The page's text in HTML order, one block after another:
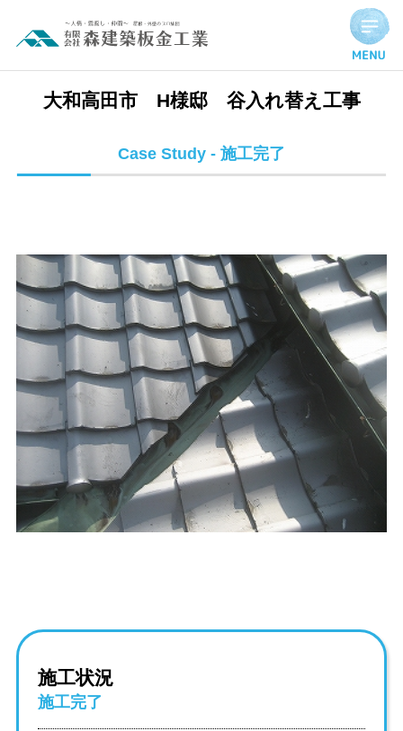
大和高田市 H様邸 谷入れ替え工事 | 施工完了実績
大和高田市 H様邸 谷入れ替え工事
Case Study - 施工完了
施工状況
施工完了